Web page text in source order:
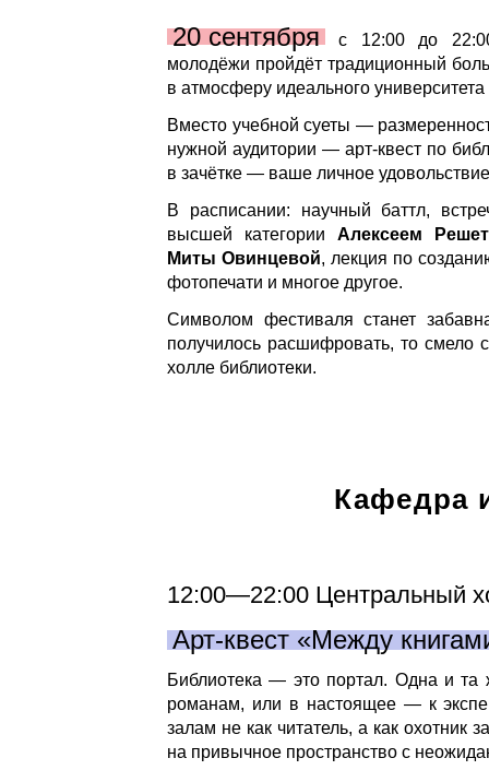
20 сентября
с 12:00 до 22:00
молодёжи пройдёт традиционный
в атмосферу идеального
Вместо учебной суеты —
нужной аудитории — арт-квест по
в зачётке — ваше личное
В расписании: научный баттл,
высшей категории Алексеем
Миты Овинцевой, лекция по
фотопечати и многое другое.
Символом фестиваля станет
получилось расшифровать, то смело
холле библиотеки.
Кафедра
12:00—22:00 Центральный
Арт-квест «Между
Библиотека — это портал. Одна и
романам, или в настоящее — к
залам не как читатель, а как охотник
на привычное пространство с